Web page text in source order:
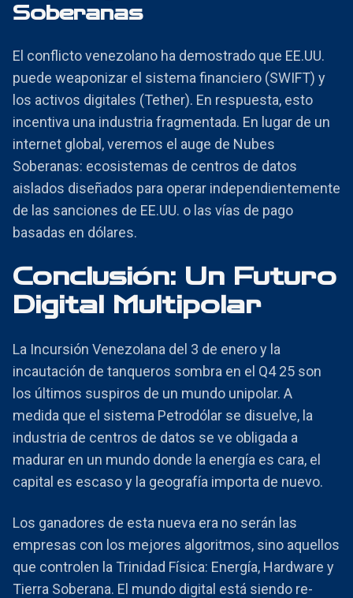
Soberanas
El conflicto venezolano ha demostrado que EE.UU.
puede weaponizar el sistema financiero (SWIFT) y
los activos digitales (Tether). En respuesta, esto
incentiva una industria fragmentada. En lugar de un
internet global, veremos el auge de Nubes
Soberanas: ecosistemas de centros de datos
aislados diseñados para operar independientemente
de las sanciones de EE.UU. o las vías de pago
basadas en dólares.
Conclusión: Un Futuro
Digital Multipolar
La Incursión Venezolana del 3 de enero y la
incautación de tanqueros sombra en el Q4 25 son
los últimos suspiros de un mundo unipolar. A
medida que el sistema Petrodólar se disuelve, la
industria de centros de datos se ve obligada a
madurar en un mundo donde la energía es cara, el
capital es escaso y la geografía importa de nuevo.
Los ganadores de esta nueva era no serán las
empresas con los mejores algoritmos, sino aquellos
que controlen la Trinidad Física: Energía, Hardware y
Tierra Soberana. El mundo digital está siendo re-